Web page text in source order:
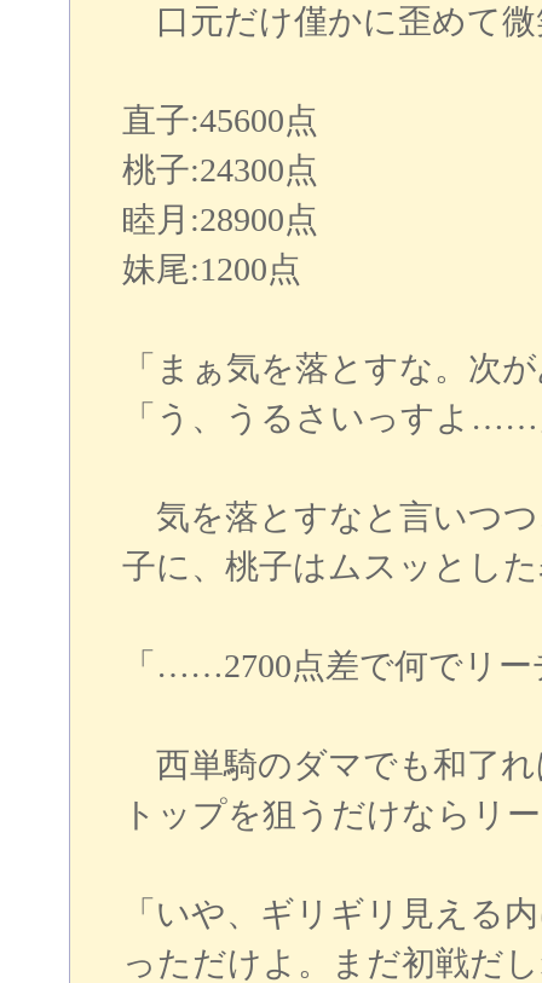
口元だけ僅かに歪めて
直子:45600点
桃子:24300点
睦月:28900点
妹尾:1200点
「まぁ気を落とすな。次
「う、うるさいっすよ
気を落とすなと言いつ
子に、桃子はムスッとし
「……2700点差で何でリ
西単騎のダマでも和了れ
トップを狙うだけならリ
「いや、ギリギリ見える
っただけよ。まだ初戦だ